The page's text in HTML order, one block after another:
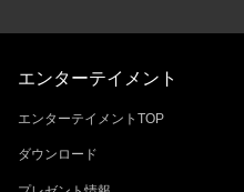
エンターテイメント
エンターテイメントTOP
ダウンロード